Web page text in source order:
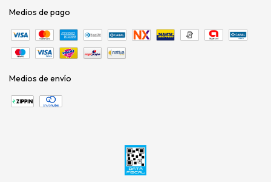
Medios de pago
Medios de envío